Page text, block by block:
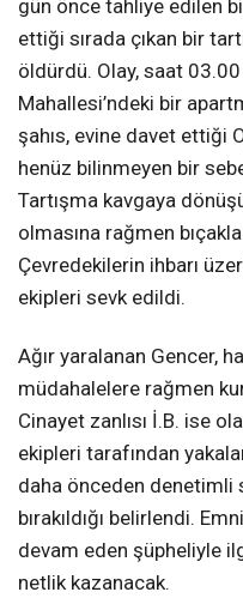
gün önce tahliye edilen
ettiği sırada çıkan bir
öldürdü. Olay, saat 03.00
Mahallesi’ndeki bir
şahıs, evine davet ettiği
henüz bilinmeyen bir
Tartışma kavgaya
olmasına rağmen
Çevredekilerin ihbarı
ekipleri sevk edildi.
Ağır yaralanan Gencer,
müdahalelere rağmen
Cinayet zanlısı İ.B. ise
ekipleri tarafından
daha önceden denetimli
bırakıldığı belirlendi.
devam eden şüpheliyle
netlik kazanacak.